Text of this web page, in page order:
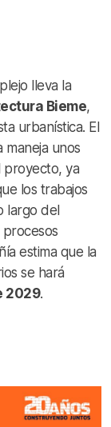
lleva la
Bieme,
urbanística. El
unos
proyecto, ya
los trabajos
largo del
procesos
estima que la
se hará
2029.